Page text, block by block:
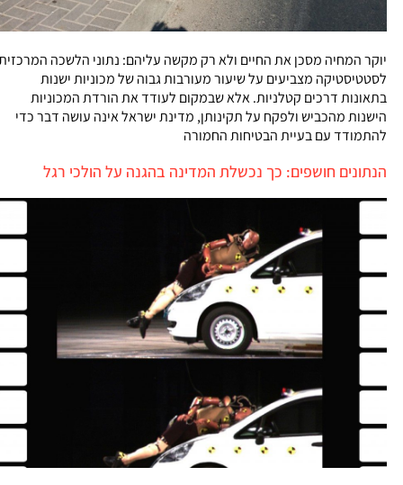
יוקר המחיה מסכן את החיים ולא רק מקשה עליהם: נתוני הלשכה המרכזית
לסטטיסטיקה מצביעים על שיעור מעורבות גבוה של מכוניות ישנות
בתאונות דרכים קטלניות. אלא שבמקום לעודד את הורדת המכוניות
הישנות מהכביש ולפקח על תקינותן, מדינת ישראל אינה עושה דבר כדי
להתמודד עם בעיית הבטיחות החמורה
הנתונים חושפים: כך נכשלת המדינה בהגנה על הולכי רגל